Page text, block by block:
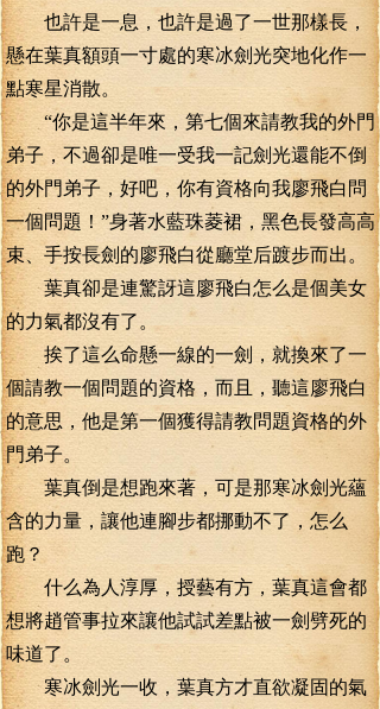
也許是一息，也許是過了一世那樣長，
懸在葉真額頭一寸處的寒冰劍光突地化作一
點寒星消散。
“你是這半年來，第七個來請教我的外門
弟子，不過卻是唯一受我一記劍光還能不倒
的外門弟子，好吧，你有資格向我廖飛白問
一個問題！”身著水藍珠菱裙，黑色長發高高
束、手按長劍的廖飛白從廳堂后踱步而出。
葉真卻是連驚訝這廖飛白怎么是個美女
的力氣都沒有了。
挨了這么命懸一線的一劍，就換來了一
個請教一個問題的資格，而且，聽這廖飛白
的意思，他是第一個獲得請教問題資格的外
門弟子。
葉真倒是想跑來著，可是那寒冰劍光蘊
含的力量，讓他連腳步都挪動不了，怎么
跑？
什么為人淳厚，授藝有方，葉真這會都
想將趙管事拉來讓他試試差點被一劍劈死的
味道了。
寒冰劍光一收，葉真方才直欲凝固的氣